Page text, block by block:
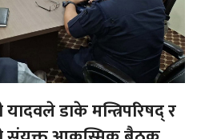
डाके मन्त्रिपरिषद् र